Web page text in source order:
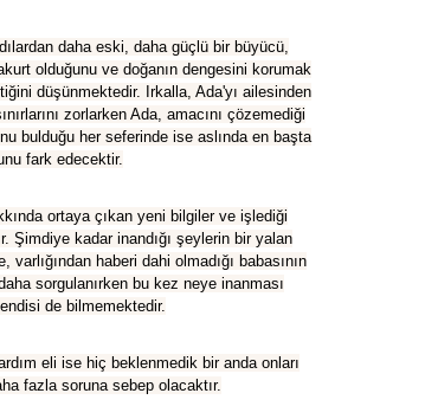
daha eski, daha güçlü bir büyücü,
olduğunu ve doğanın dengesini korumak
düşünmektedir. Irkalla, Ada'yı ailesinden
zorlarken Ada, amacını çözemediği
bulduğu her seferinde ise aslında en başta
fark edecektir.
ortaya çıkan yeni bilgiler ve işlediği
Şimdiye kadar inandığı şeylerin bir yalan
haberi dahi olmadığı babasının
sorgulanırken bu kez neye inanması
de bilmemektedir.
eli ise hiç beklenmedik bir anda onları
fazla soruna sebep olacaktır.